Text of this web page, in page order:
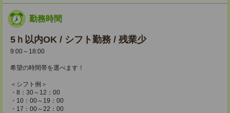
勤務時間
5ｈ以内OK / シフト勤務 / 残業少
9:00～18:00
希望の時間帯を選べます！
＜シフト例＞
・8：30～12：00
・10：00～19：00
・17：00～22：00